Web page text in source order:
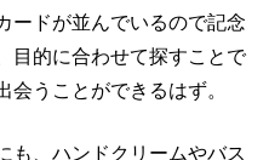
ードが並んでいるので記念
目的に合わせて探すことで
うことができるはず。
も、ハンドクリームやバス